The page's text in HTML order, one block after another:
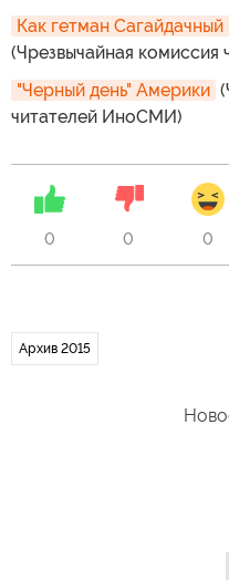
Как гетман
(Чрезвычайная
"Черный день" Америки
читателей ИноСМИ)
0 0 0
Архив 2015